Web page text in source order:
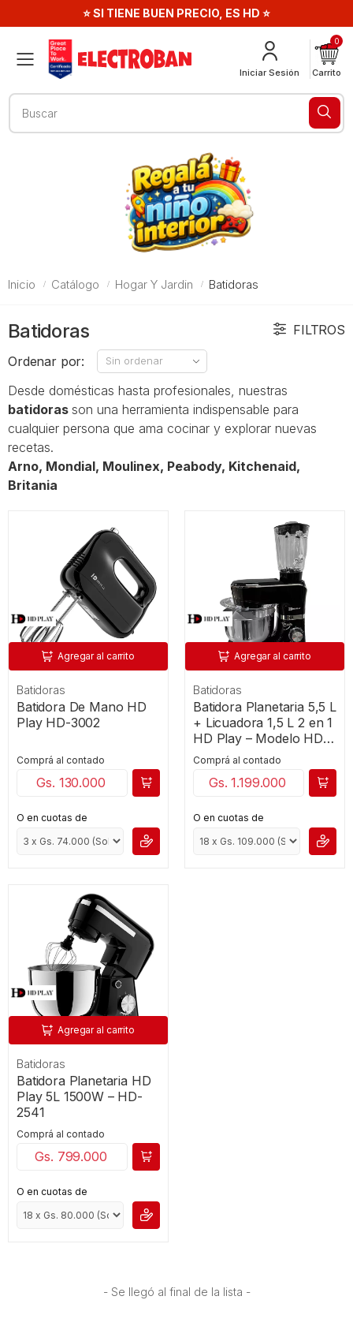
⭐ SI TIENE BUEN PRECIO, ES HD ⭐
Menú
Buscar
Iniciar Sesión
0
Carrito
Inicio Catálogo Hogar Y Jardin Batidoras
Batidoras
FILTROS
Ordenar por:
Desde domésticas hasta profesionales, nuestras
batidoras son una herramienta indispensable para
cualquier persona que ama cocinar y explorar nuevas
recetas.
Arno, Mondial, Moulinex, Peabody, Kitchenaid,
Britania
Agregar al carrito
Batidoras
Batidora De Mano HD
Play HD-3002
Comprá al contado
Gs. 130.000
O en cuotas de
Agregar al carrito
Batidoras
Batidora Planetaria 5,5 L
+ Licuadora 1,5 L 2 en 1
HD Play – Modelo HD-
1503
Comprá al contado
Gs. 1.199.000
O en cuotas de
Agregar al carrito
Batidoras
Batidora Planetaria HD
Play 5L 1500W – HD-
2541
Comprá al contado
Gs. 799.000
O en cuotas de
- Se llegó al final de la lista -